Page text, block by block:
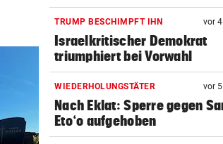
TRUMP BESCHIMPFT IHN vor
Israelkritischer Demokrat
triumphiert bei Vorwahl
WIEDERHOLUNGSTÄTER vor
Nach Eklat: Sperre gegen
Eto‘o aufgehoben